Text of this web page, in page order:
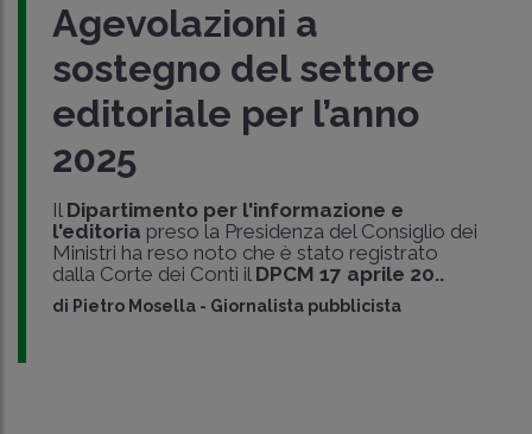
Agevolazioni a
sostegno del settore
editoriale per l’anno
2025
Il Dipartimento per l'informazione e
l'editoria preso la Presidenza del Consiglio dei
Ministri ha reso noto che è stato registrato
dalla Corte dei Conti il DPCM 17 aprile 20..
di Pietro Mosella - Giornalista pubblicista